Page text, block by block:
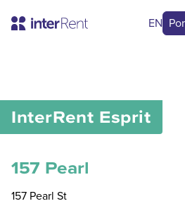
EN
InterRent Esprit
157 Pearl
157 Pearl St